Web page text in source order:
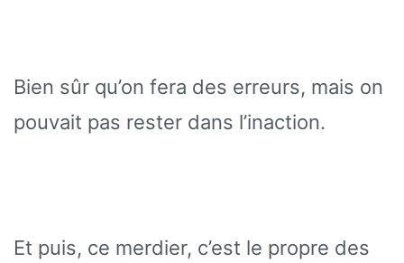
Bien sûr qu’on fera des erreurs, mais on
pouvait pas rester dans l’inaction.
Et puis, ce merdier, c’est le propre des